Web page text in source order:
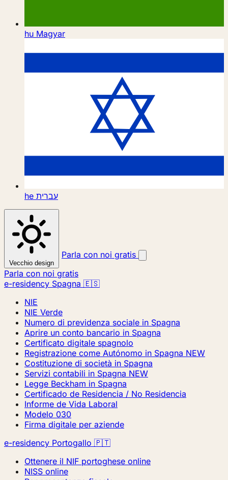
hu Magyar
he עברית
Vecchio design
Parla con noi gratis
Parla con noi gratis
e-residency Spagna 🇪🇸
NIE
NIE Verde
Numero di previdenza sociale in Spagna
Aprire un conto bancario in Spagna
Certificato digitale spagnolo
Registrazione come Autónomo in Spagna NEW
Costituzione di società in Spagna
Servizi contabili in Spagna NEW
Legge Beckham in Spagna
Certificado de Residencia / No Residencia
Informe de Vida Laboral
Modelo 030
Firma digitale per aziende
e-residency Portogallo 🇵🇹
Ottenere il NIF portoghese online
NISS online